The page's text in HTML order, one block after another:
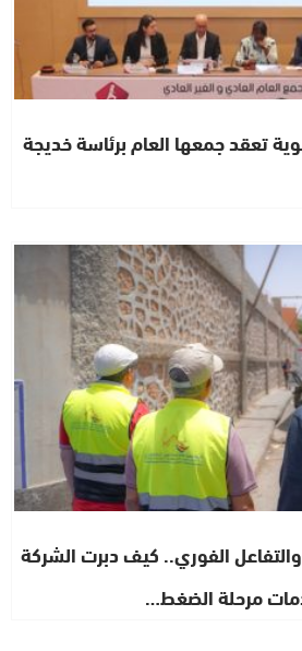
تعقد جمعها العام برئاسة خديجة
الفوري.. كيف دبرت الشركة
مرحلة الضغط…